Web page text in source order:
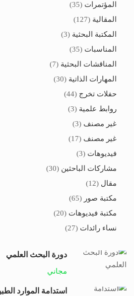
المؤتمرات (35)
المقالية (127)
المكتبة البحثية (3)
المناسبات (35)
المناقشات البحثية (7)
المهارات الذاتية (30)
حفلات تخرج (44)
روابط علمية (3)
غير مصنف (3)
غير مصنف (17)
فيديوهات (3)
مشاركات الباحثين (30)
مقال (12)
مكتبة صور (65)
مكتبة فيديوهات (20)
نساء رائدات (27)
دورة البحث العلمي
مجاني
استدامة الموارد